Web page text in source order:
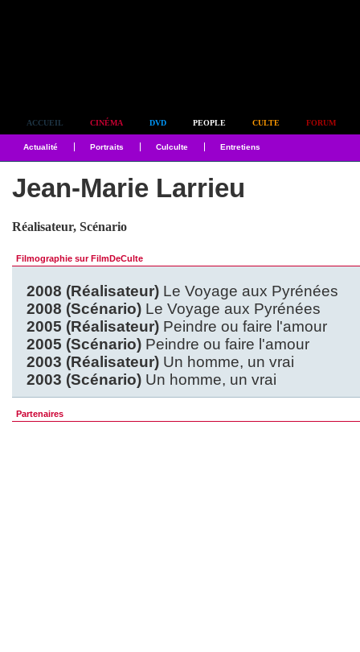
ACCUEIL CINÉMA DVD PEOPLE CULTE FORUM
Actualité Portraits Culculte Entretiens
Jean-Marie Larrieu
Réalisateur, Scénario
Filmographie sur FilmDeCulte
2008 (Réalisateur) Le Voyage aux Pyrénées
2008 (Scénario) Le Voyage aux Pyrénées
2005 (Réalisateur) Peindre ou faire l'amour
2005 (Scénario) Peindre ou faire l'amour
2003 (Réalisateur) Un homme, un vrai
2003 (Scénario) Un homme, un vrai
Partenaires